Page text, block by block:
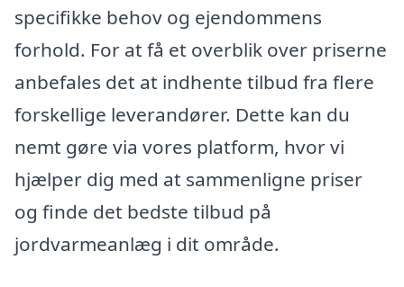
specifikke behov og ejendommens
forhold. For at få et overblik over priserne
anbefales det at indhente tilbud fra flere
forskellige leverandører. Dette kan du
nemt gøre via vores platform, hvor vi
hjælper dig med at sammenligne priser
og finde det bedste tilbud på
jordvarmeanlæg i dit område.